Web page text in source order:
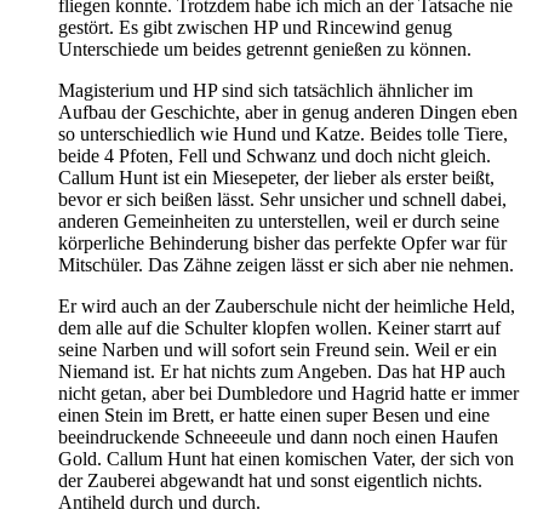
fliegen konnte. Trotzdem habe ich mich an der Tatsache nie
gestört. Es gibt zwischen HP und Rincewind genug
Unterschiede um beides getrennt genießen zu können.
Magisterium und HP sind sich tatsächlich ähnlicher im
Aufbau der Geschichte, aber in genug anderen Dingen eben
so unterschiedlich wie Hund und Katze. Beides tolle Tiere,
beide 4 Pfoten, Fell und Schwanz und doch nicht gleich.
Callum Hunt ist ein Miesepeter, der lieber als erster beißt,
bevor er sich beißen lässt. Sehr unsicher und schnell dabei,
anderen Gemeinheiten zu unterstellen, weil er durch seine
körperliche Behinderung bisher das perfekte Opfer war für
Mitschüler. Das Zähne zeigen lässt er sich aber nie nehmen.
Er wird auch an der Zauberschule nicht der heimliche Held,
dem alle auf die Schulter klopfen wollen. Keiner starrt auf
seine Narben und will sofort sein Freund sein. Weil er ein
Niemand ist. Er hat nichts zum Angeben. Das hat HP auch
nicht getan, aber bei Dumbledore und Hagrid hatte er immer
einen Stein im Brett, er hatte einen super Besen und eine
beeindruckende Schneeeule und dann noch einen Haufen
Gold. Callum Hunt hat einen komischen Vater, der sich von
der Zauberei abgewandt hat und sonst eigentlich nichts.
Antiheld durch und durch.